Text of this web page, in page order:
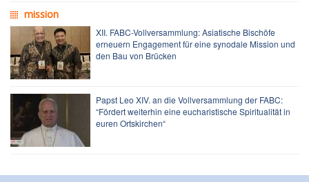
mission
XII. FABC-Vollversammlung: Asiatische Bischöfe
erneuern Engagement für eine synodale Mission und
den Bau von Brücken
Papst Leo XIV. an die Vollversammlung der FABC:
“Fördert weiterhin eine eucharistische Spiritualität in
euren Ortskirchen“